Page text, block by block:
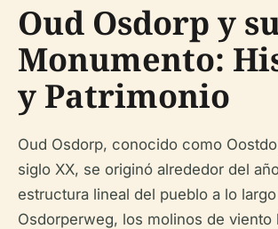
Oud Osdorp y
Monumento:
y Patrimonio
Oud Osdorp, conocido como
siglo XX, se originó alrededor del
estructura lineal del pueblo a lo
Osdorperweg, los molinos de viento